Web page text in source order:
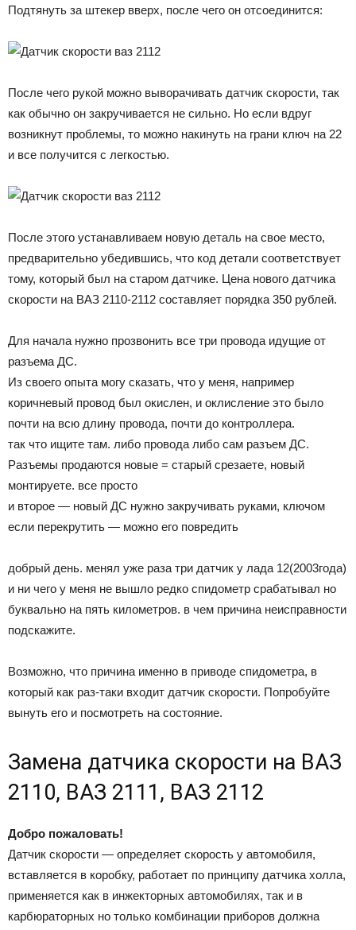
Подтянуть за штекер вверх, после чего он отсоединится:
После чего рукой можно выворачивать датчик скорости, так
как обычно он закручивается не сильно. Но если вдруг
возникнут проблемы, то можно накинуть на грани ключ на 22
и все получится с легкостью.
После этого устанавливаем новую деталь на свое место,
предварительно убедившись, что код детали соответствует
тому, который был на старом датчике. Цена нового датчика
скорости на ВАЗ 2110-2112 составляет порядка 350 рублей.
Для начала нужно прозвонить все три провода идущие от
разъема ДС.
Из своего опыта могу сказать, что у меня, например
коричневый провод был окислен, и оклисление это было
почти на всю длину провода, почти до контроллера.
так что ищите там. либо провода либо сам разъем ДС.
Разъемы продаются новые = старый срезаете, новый
монтируете. все просто
и второе — новый ДС нужно закручивать руками, ключом
если перекрутить — можно его повредить
добрый день. менял уже раза три датчик у лада 12(2003года)
и ни чего у меня не вышло редко спидометр срабатывал но
буквально на пять километров. в чем причина неисправности
подскажите.
Возможно, что причина именно в приводе спидометра, в
который как раз-таки входит датчик скорости. Попробуйте
вынуть его и посмотреть на состояние.
Замена датчика скорости на ВАЗ
2110, ВАЗ 2111, ВАЗ 2112
Добро пожаловать!
Датчик скорости — определяет скорость у автомобиля,
вставляется в коробку, работает по принципу датчика холла,
применяется как в инжекторных автомобилях, так и в
карбюраторных но только комбинации приборов должна